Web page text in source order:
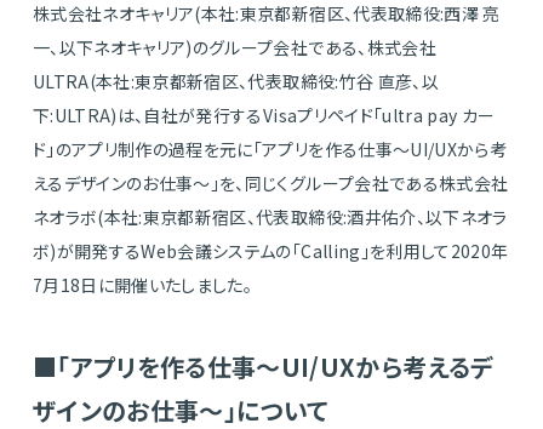
株式会社ネオキャリア(本社:東京都新宿区、代表取締役:西澤 亮
一、以下ネオキャリア)のグループ会社である、株式会社
ULTRA(本社:東京都新宿区、代表取締役:竹谷 直彦、以
下:ULTRA)は、自社が発行するVisaプリペイド「ultra pay カー
ド」のアプリ制作の過程を元に「アプリを作る仕事〜UI/UXから考
えるデザインのお仕事〜」を、同じくグループ会社である株式会社
ネオラボ(本社:東京都新宿区、代表取締役:酒井佑介、以下ネオラ
ボ)が開発するWeb会議システムの「Calling」を利用して2020年
7月18日に開催いたしました。
■「アプリを作る仕事〜UI/UXから考えるデ
ザインのお仕事〜」について